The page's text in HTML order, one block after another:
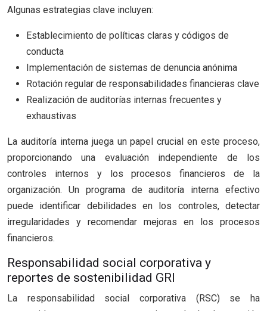
Algunas estrategias clave incluyen:
Establecimiento de políticas claras y códigos de
conducta
Implementación de sistemas de denuncia anónima
Rotación regular de responsabilidades financieras clave
Realización de auditorías internas frecuentes y
exhaustivas
La auditoría interna juega un papel crucial en este proceso,
proporcionando una evaluación independiente de los
controles internos y los procesos financieros de la
organización. Un programa de auditoría interna efectivo
puede identificar debilidades en los controles, detectar
irregularidades y recomendar mejoras en los procesos
financieros.
Responsabilidad social corporativa y
reportes de sostenibilidad GRI
La responsabilidad social corporativa (RSC) se ha